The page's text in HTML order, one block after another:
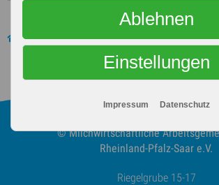
News Aktuelles
© Milchwirtschaftliche
Rheinland-Pfalz-Saar e.V.
Riegelgrube 15-17
Impressum Datenschutz
Einstellungen
Ablehnen